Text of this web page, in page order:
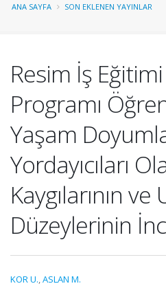
ANA SAYFA SON EKLENEN YAYINLAR
Resim İş
Programı
Yaşam
Yordayıcıları
Kaygılarının
Düzeylerinin
KOR U.,ASLAN M.